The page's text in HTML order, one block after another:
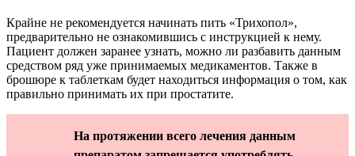
Крайне не рекомендуется начинать пить «Трихопол»,
предварительно не ознакомившись с инструкцией к нему.
Пациент должен заранее узнать, можно ли разбавить данным
средством ряд уже принимаемых медикаментов. Также в
брошюре к таблеткам будет находиться информация о том, как
правильно принимать их при простатите.
На протяжении всего лечения данным